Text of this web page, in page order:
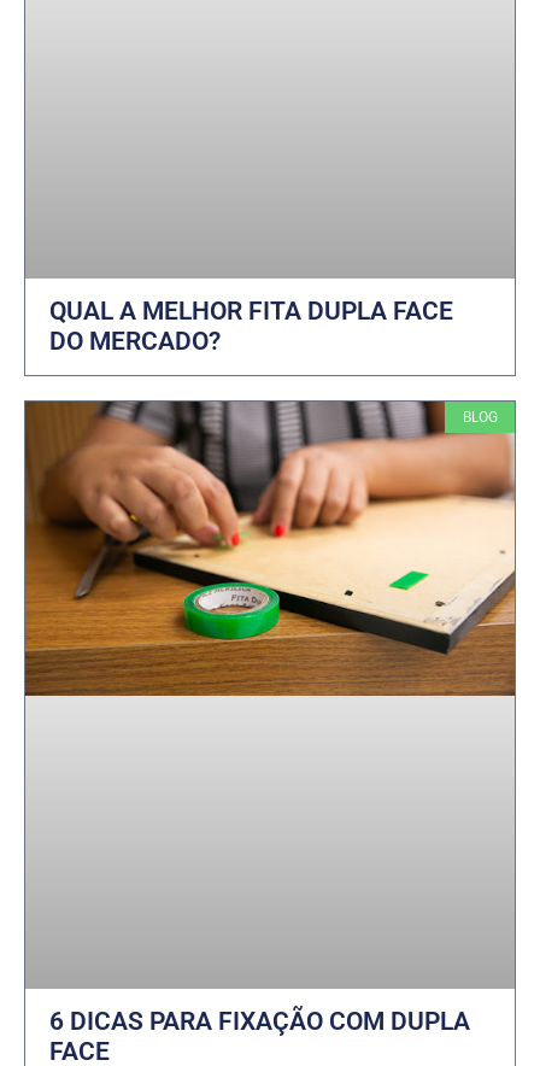
QUAL A MELHOR FITA DUPLA FACE
DO MERCADO?
BLOG
6 DICAS PARA FIXAÇÃO COM DUPLA
FACE